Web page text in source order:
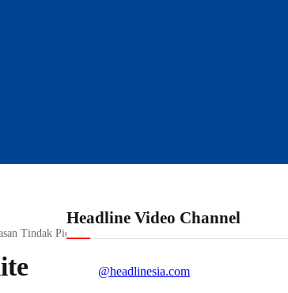
Tindak Pidana Pencucian Uang
Headline Video Channel
@headlinesia.com